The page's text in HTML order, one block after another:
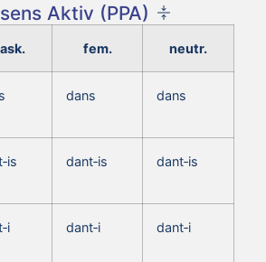
Aktiv (PPA)
fem. neutr.
dans dans
dant‑is dant‑is
dant‑i dant‑i